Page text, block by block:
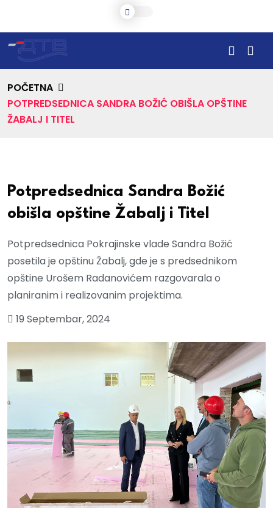
POČETNA
POTPREDSEDNICA SANDRA BOŽIĆ OBIŠLA OPŠTINE
ŽABALJ I TITEL
Potpredsednica Sandra Božić
obišla opštine Žabalj i Titel
Potpredsednica Pokrajinske vlade Sandra Božić
posetila je opštinu Žabalj, gde je s predsednikom
opštine Urošem Radanovićem razgovarala o
planiranim i realizovanim projektima.
19 Septembar, 2024